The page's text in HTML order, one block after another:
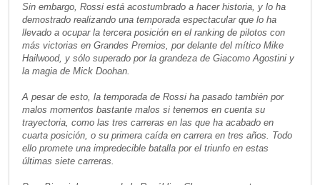
Sin embargo, Rossi está acostumbrado a hacer historia, y lo ha
demostrado realizando una temporada espectacular que lo ha
llevado a ocupar la tercera posición en el ranking de pilotos con
más victorias en Grandes Premios, por delante del mítico Mike
Hailwood, y sólo superado por la grandeza de Giacomo Agostini y
la magia de Mick Doohan.
A pesar de esto, la temporada de Rossi ha pasado también por
malos momentos bastante malos si tenemos en cuenta su
trayectoria, como las tres carreras en las que ha acabado en
cuarta posición, o su primera caída en carrera en tres años. Todo
ello promete una impredecible batalla por el triunfo en estas
últimas siete carreras.